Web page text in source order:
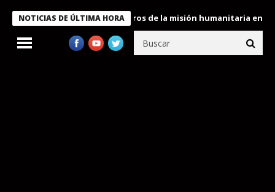
NOTICIAS DE ÚLTIMA HORA
condecora a miembros de la misión humanitaria enviada a